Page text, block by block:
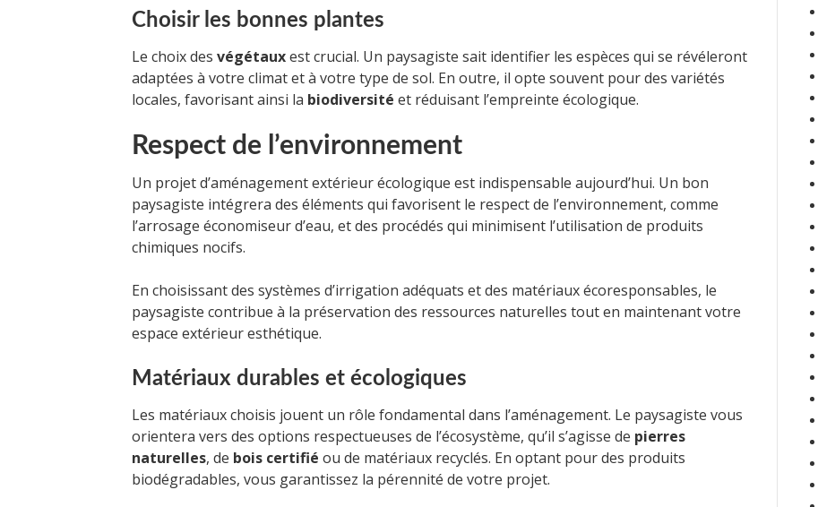
Choisir les bonnes plantes
Le choix des végétauxest crucial. Un paysagiste sait identifier les espèces qui se révéleront
adaptées à votre climat et à votre type de sol. En outre, il opte souvent pour des variétés
locales, favorisant ainsi la biodiversité et réduisant l’empreinte écologique.
Respect de l’environnement
Un projet d’aménagement extérieur écologique est indispensable aujourd’hui. Un bon
paysagiste intégrera des éléments qui favorisent le respect de l’environnement, comme
l’arrosage économiseur d’eau, et des procédés qui minimisent l’utilisation de produits
chimiques nocifs.
En choisissant des systèmes d’irrigation adéquats et des matériaux écoresponsables, le
paysagiste contribue à la préservation des ressources naturelles tout en maintenant votre
espace extérieur esthétique.
Matériaux durables et écologiques
Les matériaux choisis jouent un rôle fondamental dans l’aménagement. Le paysagiste vous
orientera vers des options respectueuses de l’écosystème, qu’il s’agisse de pierres
naturelles, de bois certifié ou de matériaux recyclés. En optant pour des produits
biodégradables, vous garantissez la pérennité de votre projet.